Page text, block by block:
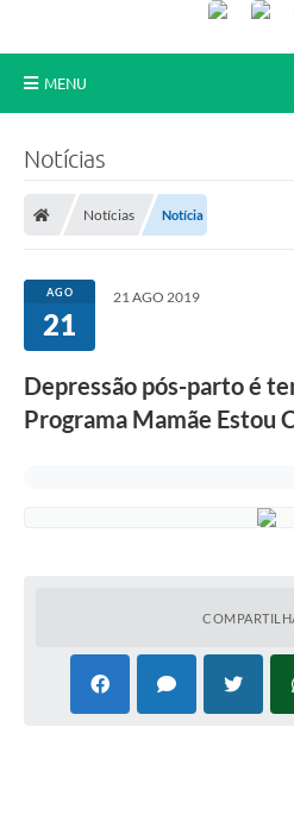
MENU
Transparência
Câmara Municipal
e-SIC
Portal da Privacidade
PNAB (Política Nacional Aldir Blanc)
Notícias
Notícias Notícia
AGO
21
21 AGO 2019
Depressão pós-parto é
Programa Mamãe Estou